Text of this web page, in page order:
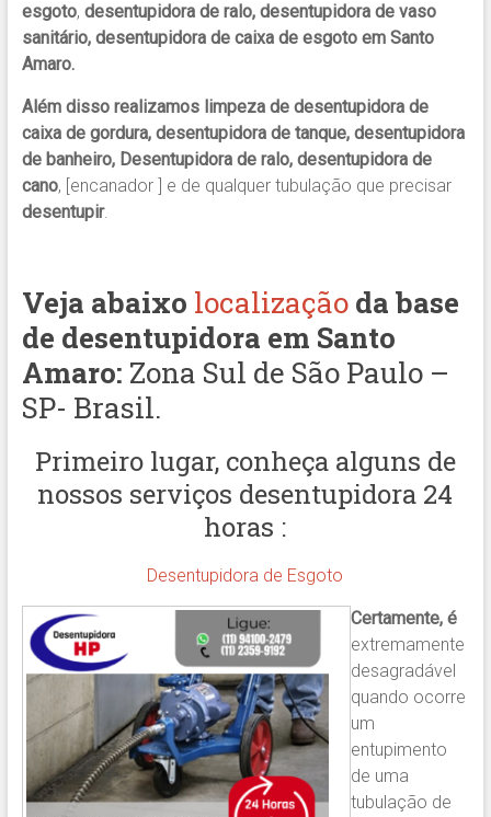
esgoto, desentupidora de ralo, desentupidora de vaso
sanitário, desentupidora de caixa de esgoto em Santo
Amaro.
Além disso realizamos limpeza de desentupidora de
caixa de gordura, desentupidora de tanque, desentupidora
de banheiro, Desentupidora de ralo, desentupidora de
cano, [encanador ] e de qualquer tubulação que precisar
desentupir.
Veja abaixo localização da base
de desentupidora em Santo
Amaro: Zona Sul de São Paulo –
SP- Brasil.
Primeiro lugar, conheça alguns de
nossos serviços desentupidora 24
horas :
Desentupidora de Esgoto
Certamente, é
extremamente
desagradável
quando ocorre
um
entupimento
de uma
tubulação de